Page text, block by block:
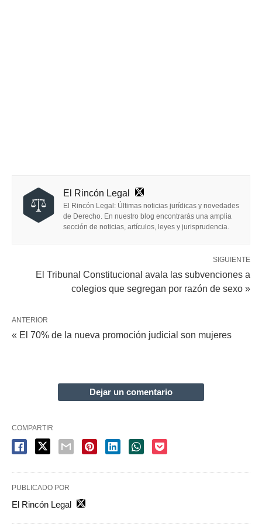
El Rincón Legal
El Rincón Legal: Últimas noticias jurídicas y novedades
de Derecho. En nuestro blog encontrarás una amplia
sección de noticias, artículos, leyes y jurisprudencia.
SIGUIENTE
El Tribunal Constitucional avala las subvenciones a
colegios que segregan por razón de sexo »
ANTERIOR
« El 70% de la nueva promoción judicial son mujeres
Dejar un comentario
COMPARTIR
PUBLICADO POR
El Rincón Legal